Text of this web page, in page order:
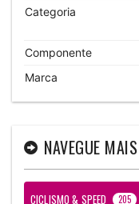
Categoria
Componente
Marca
NAVEGUE MAIS
CICLISMO & SPEED 205